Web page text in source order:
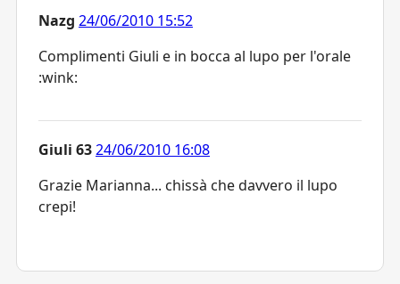
Nazg 24/06/2010 15:52
Complimenti Giuli e in bocca al lupo per l'orale
:wink:
Giuli 6324/06/2010 16:08
Grazie Marianna... chissà che davvero il lupo
crepi!